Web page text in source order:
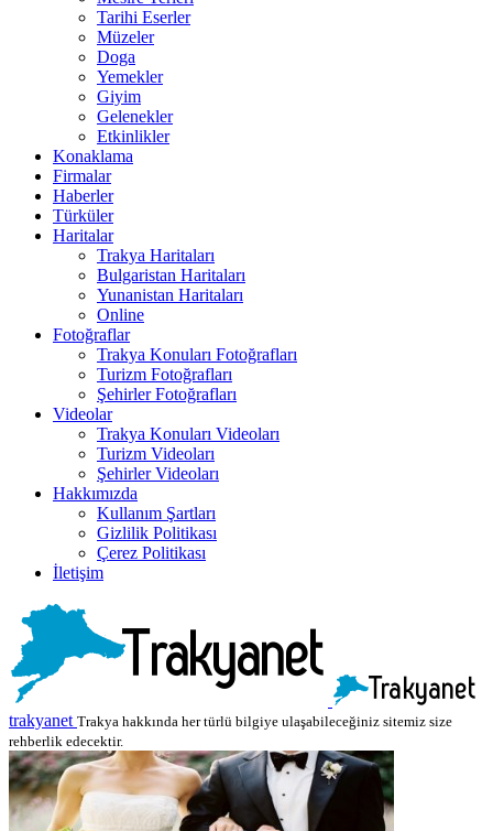
Tarihi Eserler
Müzeler
Doga
Yemekler
Giyim
Gelenekler
Etkinlikler
Konaklama
Firmalar
Haberler
Türküler
Haritalar
Trakya Haritaları
Bulgaristan Haritaları
Yunanistan Haritaları
Online
Fotoğraflar
Trakya Konuları Fotoğrafları
Turizm Fotoğrafları
Şehirler Fotoğrafları
Videolar
Trakya Konuları Videoları
Turizm Videoları
Şehirler Videoları
Hakkımızda
Kullanım Şartları
Gizlilik Politikası
Çerez Politikası
İletişim
trakyanet Trakya hakkında her türlü bilgiye ulaşabileceğiniz sitemiz size
rehberlik edecektir.